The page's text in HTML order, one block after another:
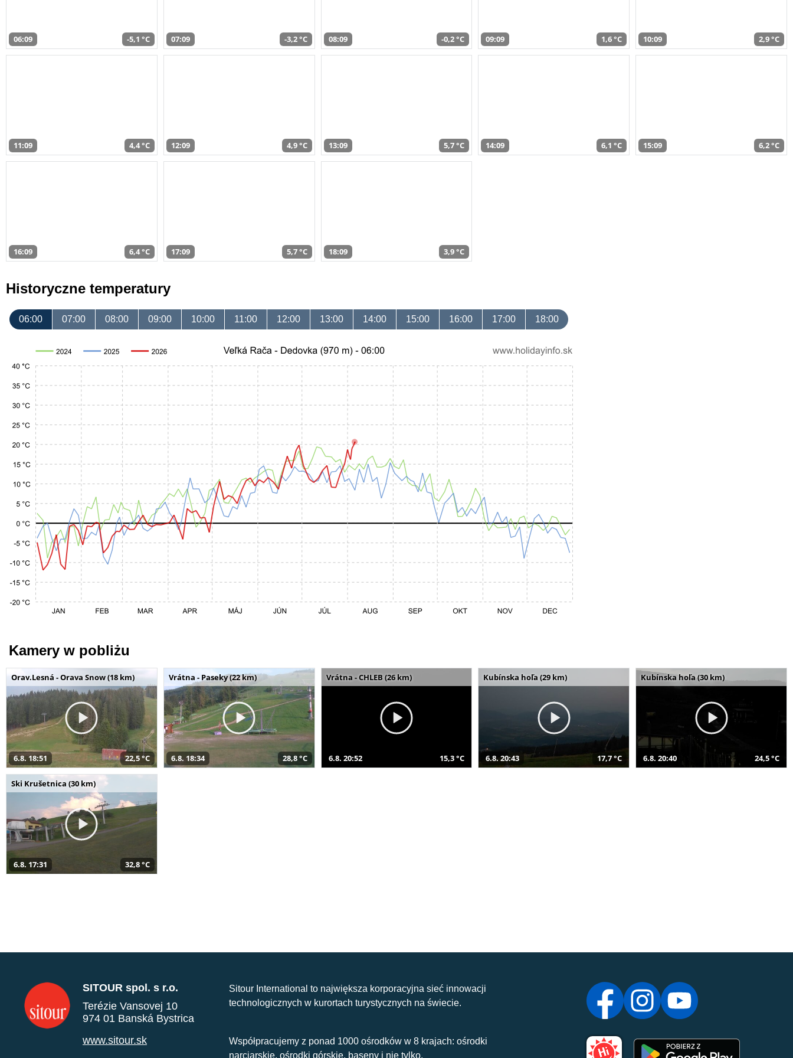
06:09 -5,1 °C 07:09 -3,2 °C 08:09 -0,2 °C 09:09 1,6 °C 10:09 2,9 °C
11:09 4,4 °C 12:09 4,9 °C 13:09 5,7 °C 14:09 6,1 °C 15:09 6,2 °C
16:09 6,4 °C 17:09 5,7 °C 18:09 3,9 °C
Historyczne temperatury
06:00 07:00 08:00 09:00 10:00 11:00 12:00 13:00 14:00 15:00 16:00 17:00 18:00
Kamery w pobliżu
Orav.Lesná - Orava Snow (18 km)
6.8. 18:51 22,5 °C
Vrátna - Paseky (22 km)
6.8. 18:34 28,8 °C
Vrátna - CHLEB (26 km)
6.8. 20:52 15,3 °C
Kubínska hoľa (29 km)
6.8. 20:43 17,7 °C
Kubínska hoľa (30 km)
6.8. 20:40 24,5 °C
Ski Krušetnica (30 km)
6.8. 17:31 32,8 °C
SITOUR spol. s r.o.
Terézie Vansovej 10
974 01 Banská Bystrica
www.sitour.sk
Sitour International to największa korporacyjna sieć innowacji
technologicznych w kurortach turystycznych na świecie.
Współpracujemy z ponad 1000 ośrodków w 8 krajach: ośrodki
narciarskie, ośrodki górskie, baseny i nie tylko.